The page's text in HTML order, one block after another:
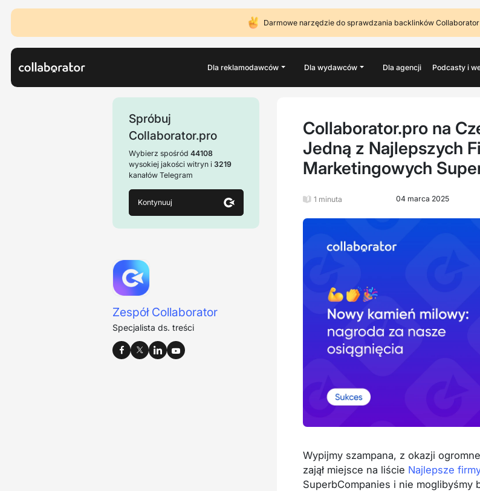
Darmowe narzędzie do sprawdzania backlinków Collaborator
Dla reklamodawców Dla wydawców Dla agencji Podcasty i
Collaborator.pro na
Jedną z Najlepszych
Marketingowych
1 minuta 04 marca 2025
Wypijmy szampana, z okazji
zajął miejsce na liście Najlepsze
SuperbCompanies i nie moglibyśmy
Spróbuj
Collaborator.pro
Wybierz spośród 44108
wysokiej jakości witryn i 3219
kanałów Telegram
Kontynuuj
Zespół Collaborator
Specjalista ds. treści